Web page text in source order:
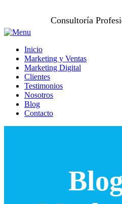
Consultoría
Inicio
Marketing y Ventas
Marketing Digital
Clientes
Testimonios
Nosotros
Blog
Contacto